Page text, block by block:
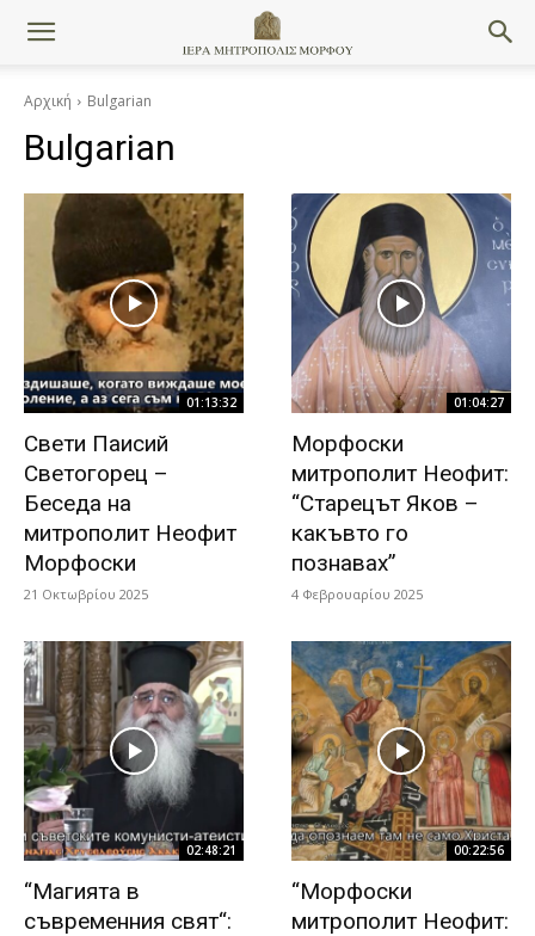
Αρχική Bulgarian
Bulgarian
01:13:32
Свети Паисий
Светогорец –
Беседа на
митрополит Неофит
Морфоски
21 Οκτωβρίου 2025
01:04:27
Морфоски
митрополит Неофит:
“Старецът Яков –
какъвто го
познавах”
4 Φεβρουαρίου 2025
02:48:21
“Магията в
съвременния свят“:
00:22:56
“Морфоски
митрополит Неофит: